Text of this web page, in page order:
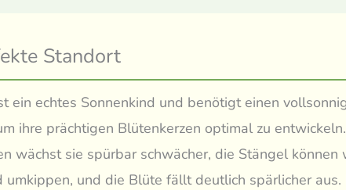
Standort
ein echtes Sonnenkind und benötigt einen
ihre prächtigen Blütenkerzen optimal zu
wächst sie spürbar schwächer, die Stängel können
umkippen, und die Blüte fällt deutlich spärlicher aus.